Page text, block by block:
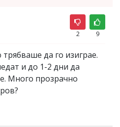
2 9
да го изиграе.
и до 1-2 дни да
Много прозрачно